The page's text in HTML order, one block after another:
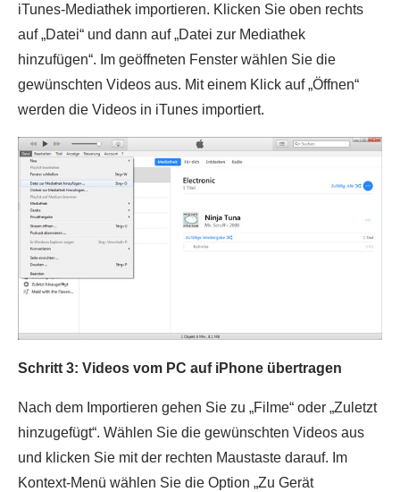
iTunes-Mediathek importieren. Klicken Sie oben rechts
auf „Datei“ und dann auf „Datei zur Mediathek
hinzufügen“. Im geöffneten Fenster wählen Sie die
gewünschten Videos aus. Mit einem Klick auf „Öffnen“
werden die Videos in iTunes importiert.
Schritt 3: Videos vom PC auf iPhone übertragen
Nach dem Importieren gehen Sie zu „Filme“ oder „Zuletzt
hinzugefügt“. Wählen Sie die gewünschten Videos aus
und klicken Sie mit der rechten Maustaste darauf. Im
Kontext-Menü wählen Sie die Option „Zu Gerät